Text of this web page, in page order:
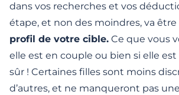
dans vos recherches et vos
étape, et non des moindres, va être
profil de votre cible. Ce que vous
elle est en couple ou bien si elle
sûr ! Certaines filles sont moins
d’autres, et ne manqueront pas